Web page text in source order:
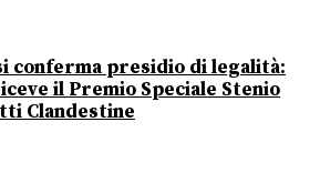
conferma presidio di legalità:
il Premio Speciale Stenio
Clandestine